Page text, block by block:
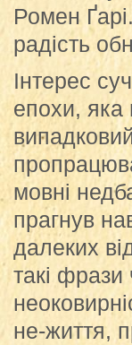
Ромен
радість
Інтерес
епохи, яка
мовні
прагнув
далеких
такі
не-життя,